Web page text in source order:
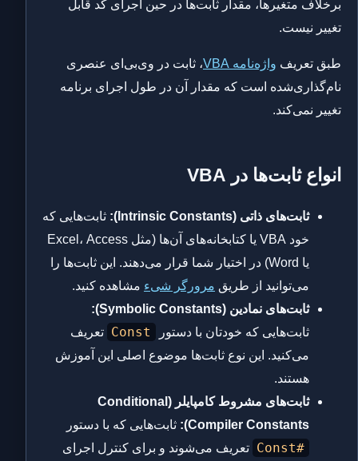
برخلاف متغیرها، مقدار ثابت‌ها در حین اجرای کد قابل
تغییر نیست.
طبق تعریف واژه‌نامه VBA
، ثابت در وی‌بی‌ای عنصری
نام‌گذاری‌شده است که مقدار آن در طول اجرای برنامه
تغییر نمی‌کند.
انواع ثابت‌ها در VBA
ثابت‌های ذاتی (Intrinsic Constants):
ثابت‌هایی که
خود VBA یا کتابخانه‌های آن‌ها (مثل Excel، Access
یا Word) در اختیار شما قرار می‌دهند. این ثابت‌ها را
می‌توانید از طریق مرورگر شیء مشاهده کنید.
ثابت‌های نمادین (Symbolic Constants):
ثابت‌هایی که خودتان با دستور
Const تعریف
می‌کنید. این نوع ثابت‌ها موضوع اصلی این آموزش
هستند.
ثابت‌های مشروط کامپایلر (Conditional
Compiler Constants):
ثابت‌هایی که با دستور
#Const تعریف می‌شوند و برای کنترل اجرای